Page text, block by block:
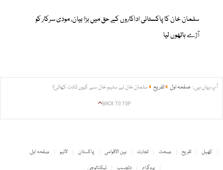
سلمان خان کا پاکستانی اداکاروں کے حق میں بڑا بیان، مودی سرکار کو
آڑے ہاتھوں لیا
آپ یہاں ہیں: صفحہ اول تفریح سلمان خان نے سلیم خان سے کیوں ڈانٹ کھائی؟
BACK TO TOP
صفحہ اول لائیو پاکستان بین الاقوامی تجارت صحت تفریح
کھیل
ٹیکنالوجی
دلچسپ پروگرام